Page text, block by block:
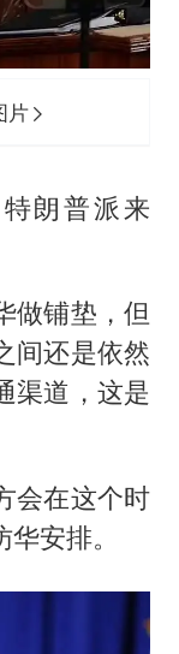
片
朗普派来
做铺垫，但
间还是依然
渠道，这是
会在这个时
安排。